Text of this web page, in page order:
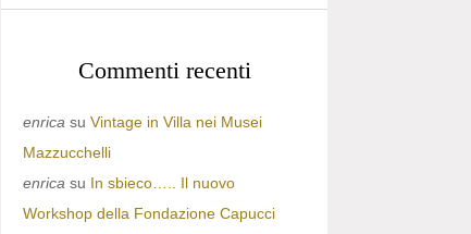
Commenti recenti
enrica su Vintage in Villa nei Musei
Mazzucchelli
enrica su In sbieco….. Il nuovo
Workshop della Fondazione Capucci